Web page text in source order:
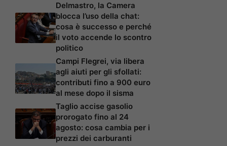
Delmastro, la Camera
blocca l’uso della chat:
cosa è successo e perché
il voto accende lo scontro
politico
Campi Flegrei, via libera
agli aiuti per gli sfollati:
contributi fino a 900 euro
al mese dopo il sisma
Taglio accise gasolio
prorogato fino al 24
agosto: cosa cambia per i
prezzi dei carburanti